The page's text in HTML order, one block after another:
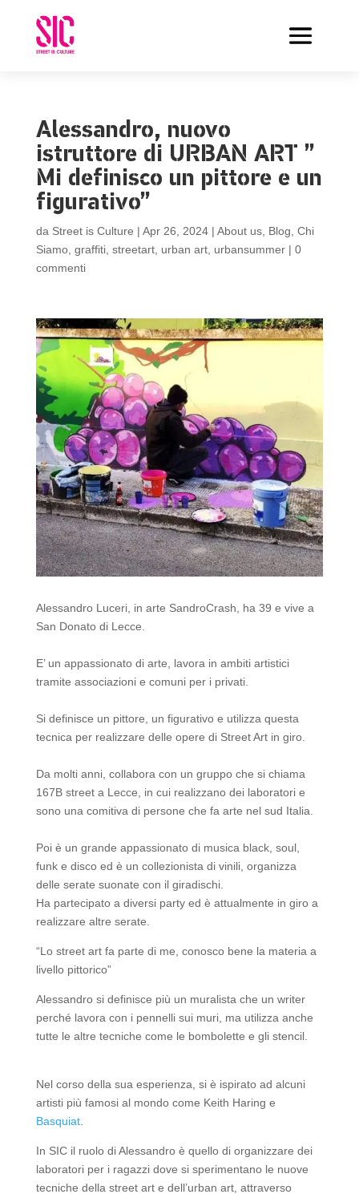
Alessandro, nuovo
istruttore di URBAN ART ”
Mi definisco un pittore e un
figurativo”
da Street is Culture | Apr 26, 2024| About us, Blog Chi
Siamo, graffiti, streetart, urban art, urbansummer| 0
commenti
Alessandro Luceri, in arte SandroCrash, ha 39 e vive a
San Donato di Lecce.
E’ un appassionato di arte, lavora in ambiti artistici
tramite associazioni e comuni per i privati.
Si definisce un pittore, un figurativo e utilizza questa
tecnica per realizzare delle opere di Street Art in giro.
Da molti anni, collabora con un gruppo che si chiama
167B street a Lecce, in cui realizzano dei laboratori e
sono una comitiva di persone che fa arte nel sud Italia.
Poi è un grande appassionato di musica black, soul,
funk e disco ed è un collezionista di vinili, organizza
delle serate suonate con il giradischi.
Ha partecipato a diversi party ed è attualmente in giro a
realizzare altre serate.
“Lo street art fa parte di me, conosco bene la materia a
livello pittorico”
Alessandro si definisce più un muralista che un writer
perché lavora con i pennelli sui muri, ma utilizza anche
tutte le altre tecniche come le bombolette e gli stencil.
Nel corso della sua esperienza, si è ispirato ad alcuni
artisti più famosi al mondo come Keith Haring e
Basquiat.
In SIC il ruolo di Alessandro è quello di organizzare dei
laboratori per i ragazzi dove si sperimentano le nuove
tecniche della street art e dell’urban art, attraverso